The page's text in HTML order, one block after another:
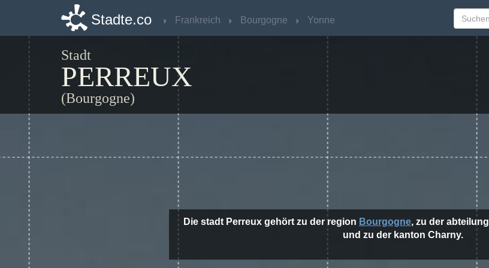
Stadte.co Frankreich Bourgogne Yonne
Stadt
PERREUX
(Bourgogne)
Die stadt Perreux gehört zu der region Bourgogne, zu der abteilung
und zu der kanton Charny.
Stadte.co Frankreich Bourgogne Yonne